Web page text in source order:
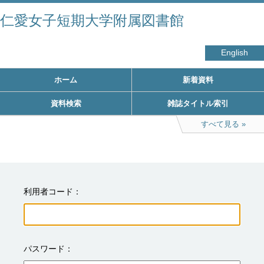
仁愛女子短期大学附属図書館
English
ホーム 新着資料
資料検索 雑誌タイトル索引
すべて見る
利用者コード
パスワード